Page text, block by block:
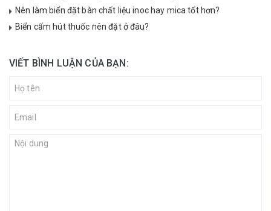
Nên làm biển đặt bàn chất liệu inoc hay mica tốt hơn?
Biển cấm hút thuốc nên đặt ở đâu?
VIẾT BÌNH LUẬN CỦA BẠN: